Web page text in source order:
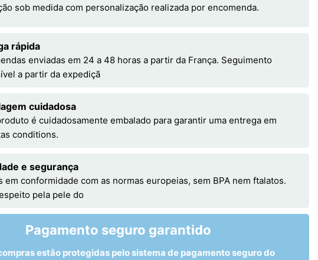
sob medida com personalização realizada por encomenda.
rápida
enviadas em 24 a 48 horas a partir da França. Seguimento
a partir da expediçã
cuidadosa
é cuidadosamente embalado para garantir uma entrega em
conditions.
e segurança
em conformidade com as normas europeias, sem BPA nem ftalatos.
pela pele do
Pagamento seguro garantido
estão protegidas pelo sistema de pagamento seguro do